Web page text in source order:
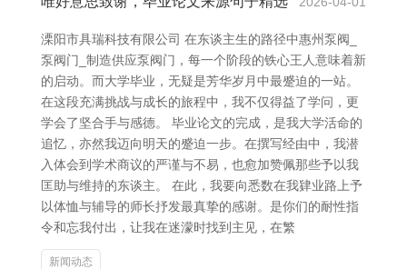
溧阳市具瑞科技有限公司 在东谈主生的路径中惠州泵阀_
泵阀门_制造供应泵阀门，每一个阶段的铁心王人意味着新
的启动。而大学毕业，无疑是芳华岁月中最蹙迫的一站。
在这段充满挑战与成长的旅程中，我不仅得益了学问，更
学会了坚合手与感德。 毕业论文的完成，是我大学活命的
追忆，亦然我迈向明天的蹙迫一步。在撰写经由中，我潜
入体会到学术商议的严谨与不易，也愈加赞佩那些予以我
匡助与维持的东谈主。 在此，我要向悉数在我肄业路上予
以体恤与辅导的师长抒发最真挚的感谢。是你们的耐性指
令和忘我付出，让我在迷濛时找到主见，在繁
新闻动态